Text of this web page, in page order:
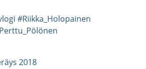
#Riikka_Holopainen
2018